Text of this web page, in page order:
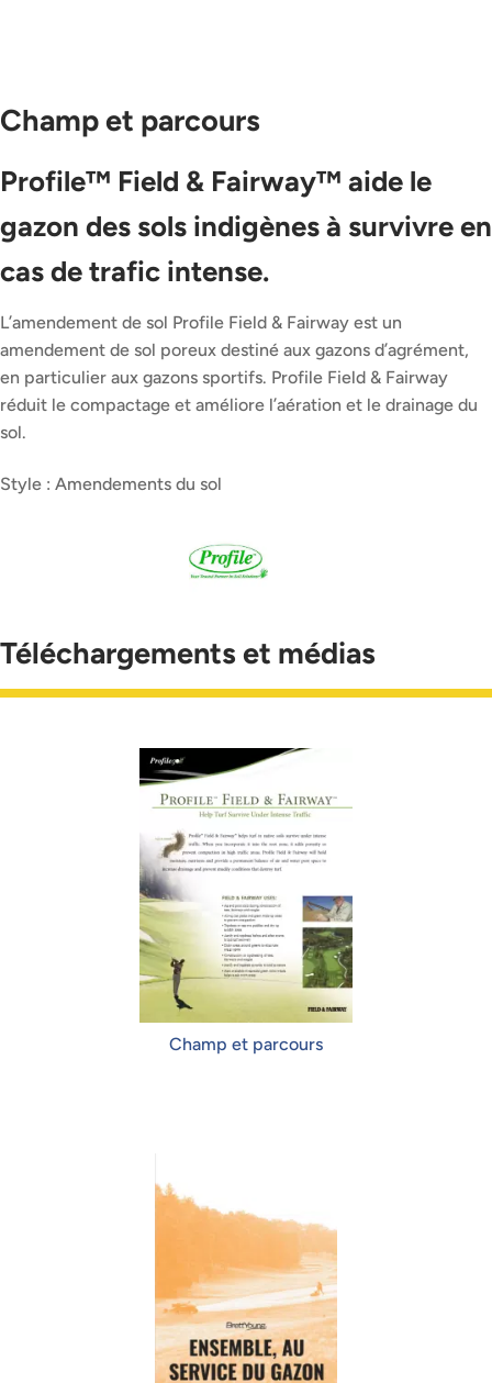
Champ et parcours
Profile™ Field & Fairway™ aide le
gazon des sols indigènes à survivre en
cas de trafic intense.
L’amendement de sol Profile Field & Fairway est un
amendement de sol poreux destiné aux gazons d’agrément,
en particulier aux gazons sportifs. Profile Field & Fairway
réduit le compactage et améliore l’aération et le drainage du
sol.
Style : Amendements du sol
Téléchargements et médias
Champ et parcours